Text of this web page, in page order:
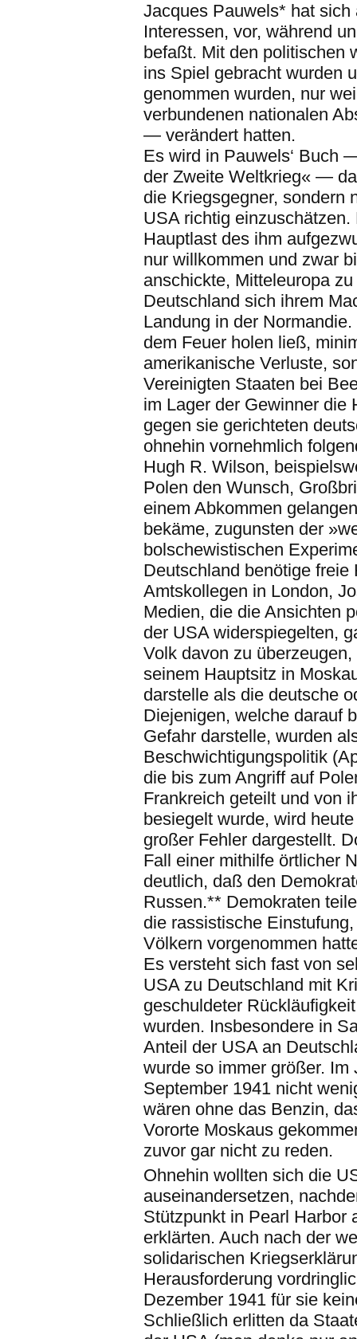
Jacques Pauwels* hat
Interessen, vor, während
befaßt. Mit den politischen
ins Spiel gebracht wurden
genommen wurden, nur
verbundenen nationalen
— verändert hatten.
Es wird in Pauwels‘ Buch
der Zweite Weltkrieg« —
die Kriegsgegner, sondern
USA richtig
Hauptlast des ihm
nur willkommen und zwar
anschickte, Mitteleuropa
Deutschland sich ihrem
Landung in der
dem Feuer holen ließ,
amerikanische Verluste,
Vereinigten Staaten bei
im Lager der Gewinner die
gegen sie gerichteten
ohnehin vornehmlich
Hugh R. Wilson,
Polen den Wunsch,
einem Abkommen
bekäme, zugunsten der
bolschewistischen
Deutschland benötige
Amtskollegen in London,
Medien, die die Ansichten
der USA widerspiegelten,
Volk davon zu
seinem Hauptsitz in
darstelle als die deutsche
Diejenigen, welche darauf
Gefahr darstelle, wurden
Beschwichtigungspolitik
die bis zum Angriff auf
Frankreich geteilt und von
besiegelt wurde, wird
großer Fehler dargestellt.
Fall einer mithilfe örtlicher
deutlich, daß den
Russen.** Demokraten
die rassistische
Völkern vorgenommen
Es versteht sich fast von
USA zu Deutschland mit
geschuldeter
wurden. Insbesondere in
Anteil der USA an
wurde so immer größer.
September 1941 nicht
wären ohne das Benzin,
Vororte Moskaus
zuvor gar nicht zu reden.
Ohnehin wollten sich die
auseinandersetzen,
Stützpunkt in Pearl Harbor
erklärten. Auch nach der
solidarischen
Herausforderung
Dezember 1941 für sie
Schließlich erlitten da